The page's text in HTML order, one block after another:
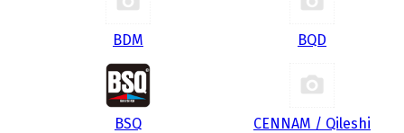
BDM BQD
BSQ CENNAM / Qileshi